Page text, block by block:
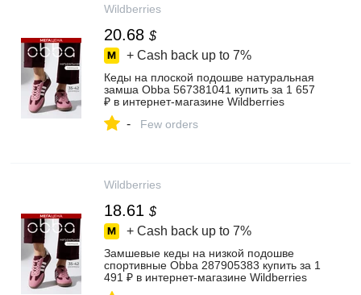
Wildberries
20.68 $
+ Cash back up to 7%
Кеды на плоской подошве натуральная
замша Obba 567381041 купить за 1 657
₽ в интернет‑магазине Wildberries
- Few orders
Wildberries
18.61 $
+ Cash back up to 7%
Замшевые кеды на низкой подошве
спортивные Obba 287905383 купить за 1
491 ₽ в интернет‑магазине Wildberries